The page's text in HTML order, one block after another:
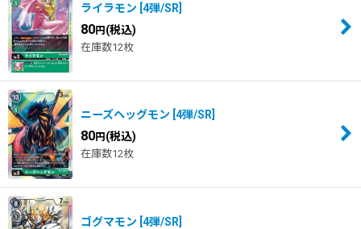
ライラモン 4弾/SR
80円 (税込)
在庫数12枚
ニーズヘッグモン 4弾/SR
80円 (税込)
在庫数12枚
ゴグマモン 4弾/SR